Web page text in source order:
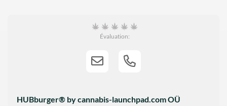
Évaluation:
HUBburger® by cannabis-launchpad.com OÜ